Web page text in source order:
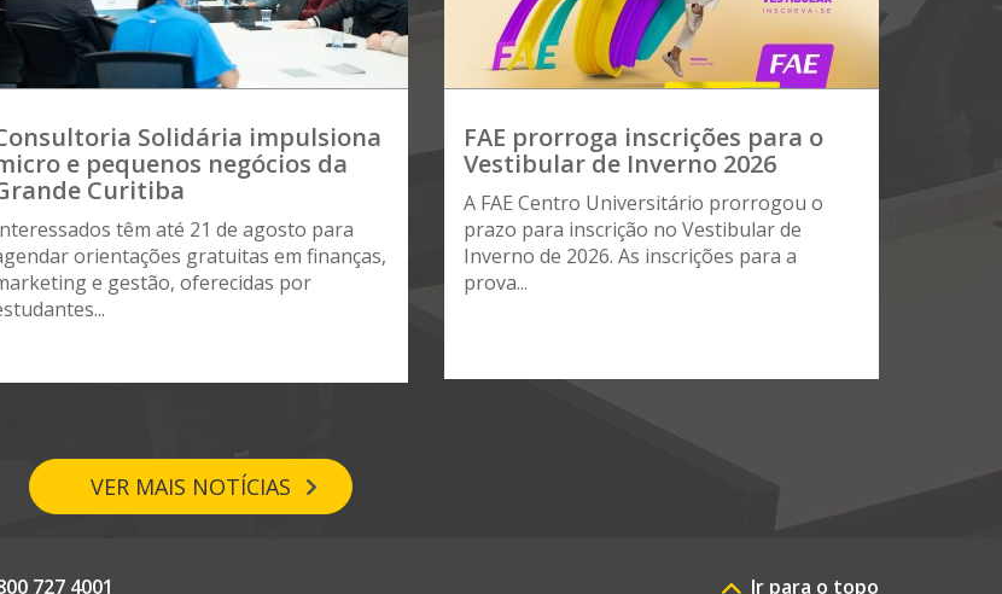
Solidária impulsiona
e pequenos negócios da
Curitiba
têm até 21 de agosto para
orientações gratuitas em finanças,
e gestão, oferecidas por
FAE prorroga inscrições para o
Vestibular de Inverno 2026
A FAE Centro Universitário prorrogou o
prazo para inscrição no Vestibular de
Inverno de 2026. As inscrições para a
prova...
VER MAIS NOTÍCIAS
727 4001 Ir para o topo